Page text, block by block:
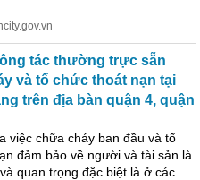
tác thường trực sẵn
và tổ chức thoát nạn tại
trên địa bàn quận 4, quận
việc chữa cháy ban đầu và tổ
đảm bảo về người và tài sản là
quan trọng đặc biệt là ở các